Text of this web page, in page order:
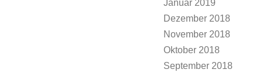
Januar 2019
Dezember 2018
November 2018
Oktober 2018
September 2018